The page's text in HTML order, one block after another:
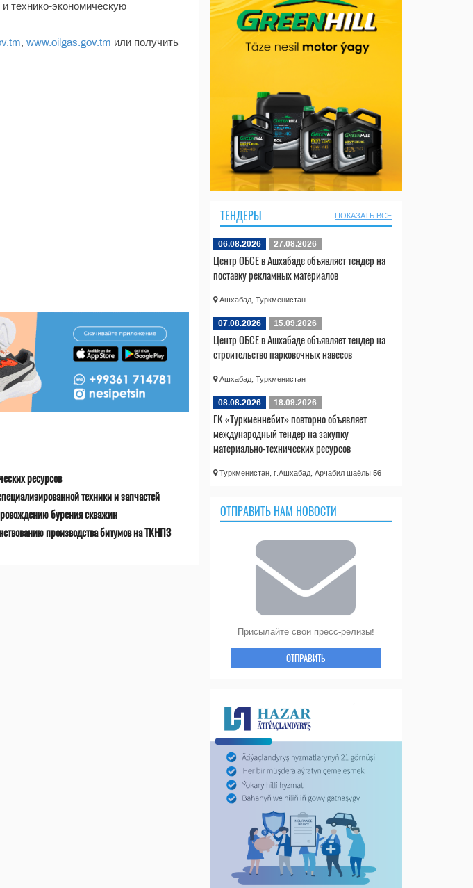
технико-экономическую
www.oilgas.gov.tm или получить
ресурсов
техники и запчастей
бурения скважин
производства битумов на ТКНПЗ
ТЕНДЕРЫ ПОКАЗАТЬ ВСЕ
06.08.2026 27.08.2026
Центр ОБСЕ в Ашхабаде объявляет тендер на
поставку рекламных материалов
Ашхабад, Туркменистан
07.08.2026 15.09.2026
Центр ОБСЕ в Ашхабаде объявляет тендер на
строительство парковочных навесов
Ашхабад, Туркменистан
08.08.2026 18.09.2026
ГК «Туркменнебит» повторно объявляет
международный тендер на закупку
материально-технических ресурсов
Туркменистан, г.Ашхабад, Арчабил шаёлы 56
ОТПРАВИТЬ НАМ НОВОСТИ
Присылайте свои пресс-релизы!
ОТПРАВИТЬ